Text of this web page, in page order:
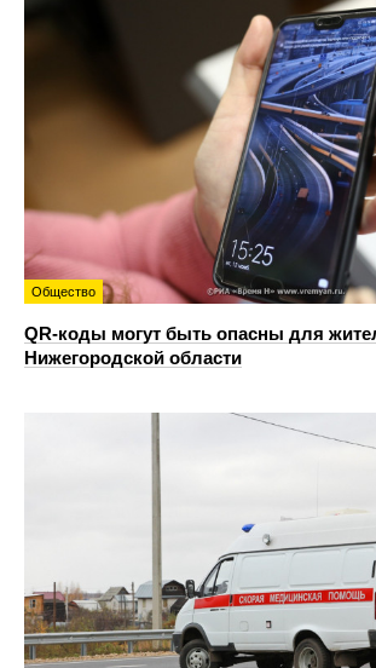
Общество
QR-коды могут быть опасны для
Нижегородской области